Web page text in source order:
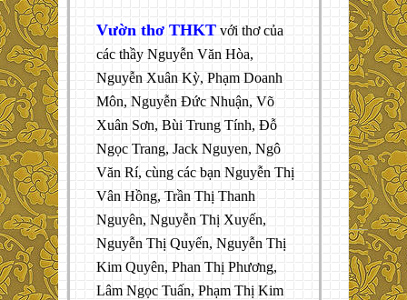
Vườn thơ THKT với thơ của
các thầy Nguyễn Văn Hòa,
Nguyễn Xuân Kỳ, Phạm Doanh
Môn, Nguyễn Đức Nhuận, Võ
Xuân Sơn, Bùi Trung Tính, Đỗ
Ngọc Trang, Jack Nguyen, Ngô
Văn Rí, cùng các bạn Nguyễn Thị
Vân Hồng, Trần Thị Thanh
Nguyên, Nguyễn Thị Xuyến,
Nguyễn Thị Quyến, Nguyễn Thị
Kim Quyên, Phan Thị Phương,
Lâm Ngọc Tuấn, Phạm Thị Kim